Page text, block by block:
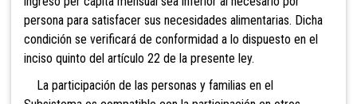
persona para satisfacer sus necesidades alimentarias. Dicha
condición se verificará de conformidad a lo dispuesto en el
inciso quinto del artículo 22 de la presente ley.
La participación de las personas y familias en el